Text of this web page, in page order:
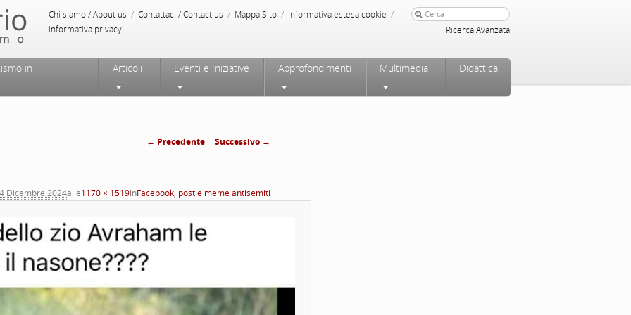
Chi siamo / About us / Contattaci / Contact us / Mappa Sito / Informativa estesa cookie /
Informativa privacy Ricerca Avanzata
in
Articoli Eventi e Iniziative Approfondimenti Multimedia Didattica
← Precedente Successivo →
Dicembre 2024alle1170 × 1519inFacebook, post e meme antisemiti